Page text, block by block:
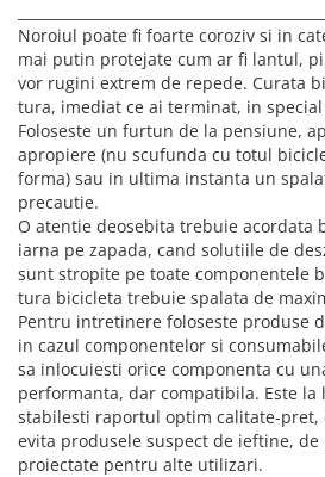
Noroiul poate fi foarte coroziv si in
mai putin protejate cum ar fi lantul,
vor rugini extrem de repede. Curata
tura, imediat ce ai terminat, in
Foloseste un furtun de la pensiune,
apropiere (nu scufunda cu totul
forma) sau in ultima instanta un
precautie.
O atentie deosebita trebuie acordata
iarna pe zapada, cand solutiile de
sunt stropite pe toate componentele
tura bicicleta trebuie spalata de
Pentru intretinere foloseste produse
in cazul componentelor si
sa inlocuiesti orice componenta cu
performanta, dar compatibila. Este la
stabilesti raportul optim calitate-pret,
evita produsele suspect de ieftine,
proiectate pentru alte utilizari.